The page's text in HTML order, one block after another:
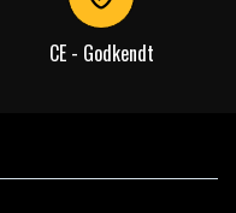
CE - Godkendt